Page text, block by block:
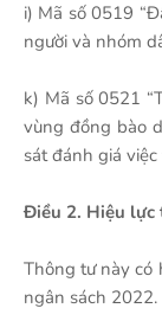
i) Mã số 0519
người và nhóm
k) Mã số 0521
vùng đồng bào
sát đánh giá
Điều 2. Hiệu lực
Thông tư này có
ngân sách 2022.